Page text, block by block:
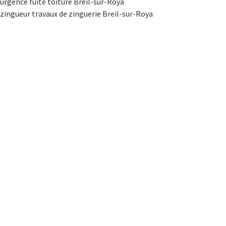
zingueur travaux de zinguerie Breil-sur-Roya